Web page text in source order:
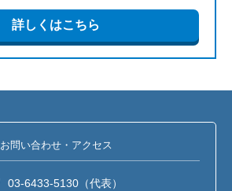
詳しくはこちら
お問い合わせ・アクセス
03-6433-5130（代表）